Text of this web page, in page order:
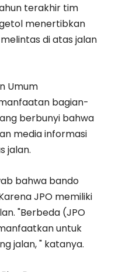
terakhir tim
menertibkan
di atas jalan
Umum
bagian-
berbunyi bahwa
media informasi
jalan.
bahwa bando
JPO memiliki
"Berbeda (JPO
untuk
jalan, " katanya.